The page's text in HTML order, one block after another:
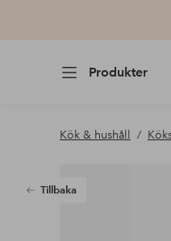
Produkter
Kök & hushåll
Tillbaka